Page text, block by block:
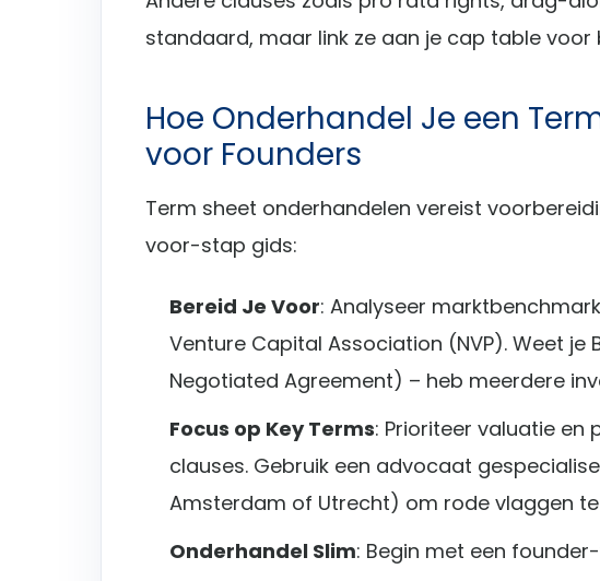
standaard, maar link ze aan je cap table voor
Hoe Onderhandel Je een
voor Founders
Term sheet onderhandelen vereist
voor-stap gids:
Bereid Je Voor: Analyseer
Venture Capital Association (NVP). Weet je
Negotiated Agreement) – heb meerdere
Focus op Key Terms: Prioriteer valuatie en
clauses. Gebruik een advocaat
Amsterdam of Utrecht) om rode vlaggen
Onderhandel Slim: Begin met een